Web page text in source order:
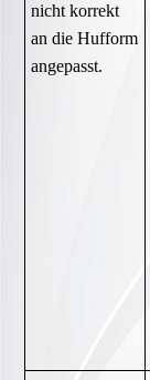
nicht korrekt
an die Hufform
angepasst.